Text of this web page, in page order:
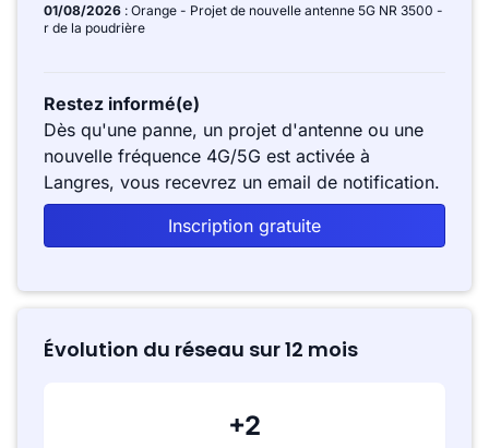
01/08/2026 : Orange - Projet de nouvelle antenne 5G NR 3500 -
r de la poudrière
Restez informé(e)
Dès qu'une panne, un projet d'antenne ou une
nouvelle fréquence 4G/5G est activée à
Langres, vous recevrez un email de notification.
Inscription gratuite
Évolution du réseau sur 12 mois
+2